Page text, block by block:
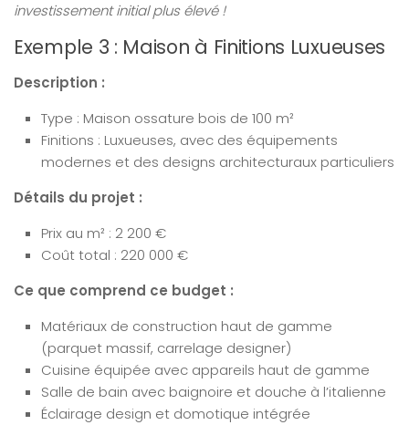
investissement initial plus élevé !
Exemple 3 : Maison à Finitions Luxueuses
Description :
Type : Maison ossature bois de 100 m²
Finitions : Luxueuses, avec des équipements
modernes et des designs architecturaux particuliers
Détails du projet :
Prix au m² : 2 200 €
Coût total : 220 000 €
Ce que comprend ce budget :
Matériaux de construction haut de gamme
(parquet massif, carrelage designer)
Cuisine équipée avec appareils haut de gamme
Salle de bain avec baignoire et douche à l’italienne
Éclairage design et domotique intégrée